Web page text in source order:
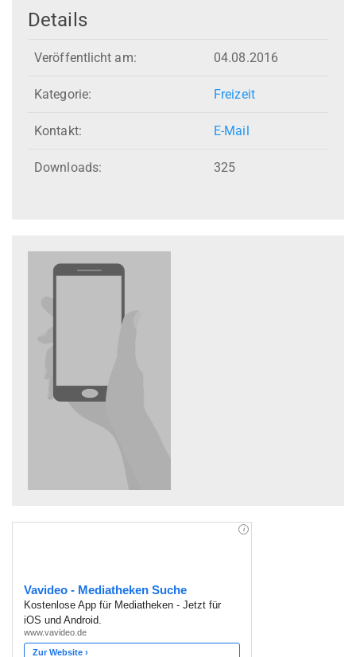
Details
Veröffentlicht am: 04.08.2016
Kategorie: Freizeit
Kontakt: E-Mail
Downloads: 325